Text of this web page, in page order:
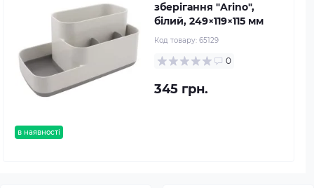
в наявності
зберігання "Arino",
білий, 249×119×115 мм
Код товару: 65129
0
345 грн.